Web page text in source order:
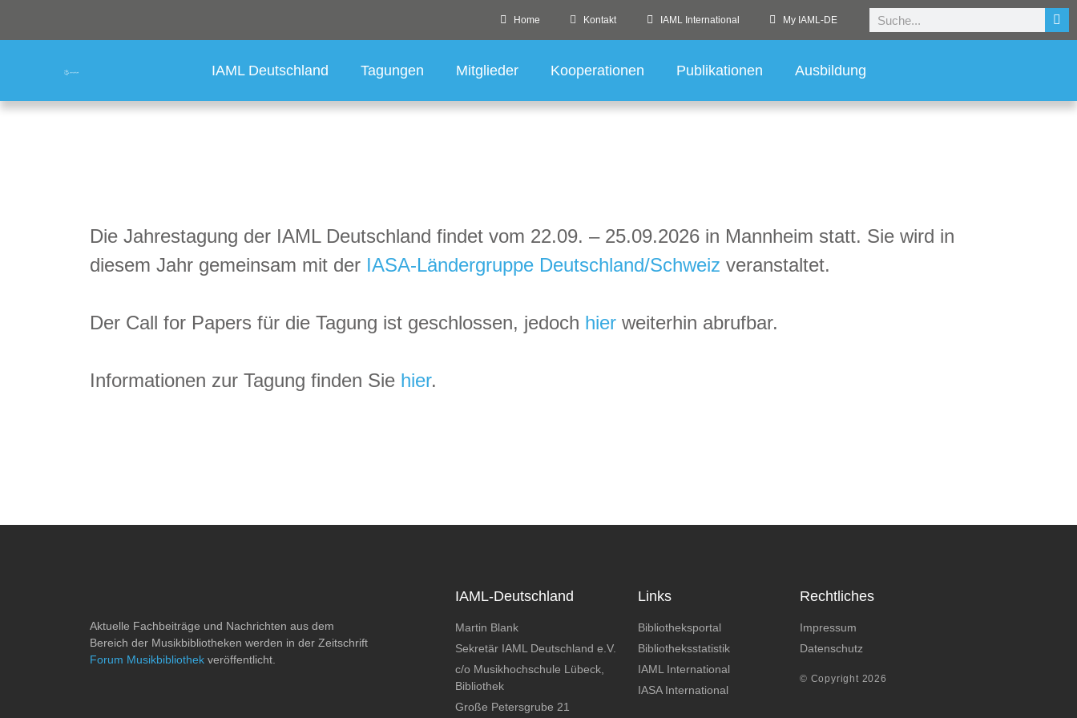
Home Kontakt IAML International My IAML-DE
IAML Deutschland Tagungen Mitglieder Kooperationen Publikationen Ausbildung
Die Jahrestagung der IAML Deutschland findet vom 22.09. – 25.09.2026 in Mannheim statt. Sie wird in
diesem Jahr gemeinsam mit der IASA-Ländergruppe Deutschland/Schweiz veranstaltet.
Der Call for Papers für die Tagung ist geschlossen, jedoch hier weiterhin abrufbar.
Informationen zur Tagung finden Sie hier.
Aktuelle Fachbeiträge und Nachrichten aus dem
Bereich der Musikbibliotheken werden in der Zeitschrift
Forum Musikbibliothek veröffentlicht.
IAML-Deutschland
Martin Blank
Sekretär IAML Deutschland e.V.
c/o Musikhochschule Lübeck,
Bibliothek
Große Petersgrube 21
Links
Bibliotheksportal
Bibliotheksstatistik
IAML International
IASA International
Rechtliches
Impressum
Datenschutz
© Copyright 2026